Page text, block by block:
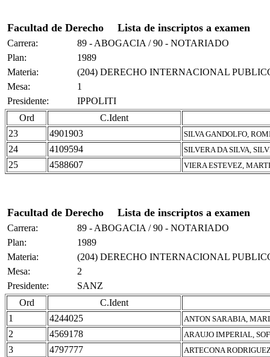
Facultad de Derecho Lista de inscriptos a examen
Carrera:
89 - ABOGACIA / 90 - NOTARIADO
Plan:
1989
Materia:
(204) DERECHO INTERNACIONAL
Mesa:
1
Presidente:
IPPOLITI
Ord
C.Ident
23
4901903 SILVA GANDOLFO,
24 4109594 SILVERA DA SILVA,
25 4588607 VIERA ESTEVEZ,
Facultad de Derecho Lista de inscriptos a examen
Carrera:
89 - ABOGACIA / 90 - NOTARIADO
Plan:
1989
Materia:
(204) DERECHO INTERNACIONAL
Mesa:
2
Presidente:
SANZ
Ord
C.Ident
1
4244025 ANTON SARABIA,
2 4569178 ARAUJO IMPERIAL,
3 4797777 ARTECONA